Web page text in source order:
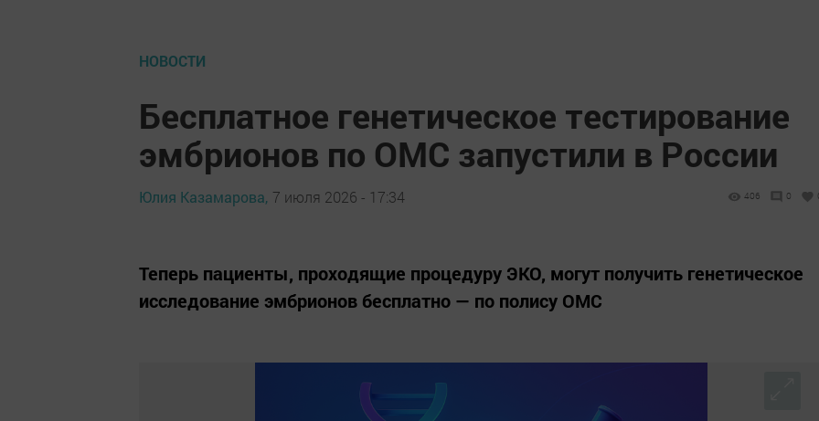
НОВОСТИ
Бесплатное генетическое тестирование
эмбрионов по ОМС запустили в России
Юлия Казамарова, 7 июля 2026 - 17:34 406 0
Теперь пациенты, проходящие процедуру ЭКО, могут получить генетическое
исследование эмбрионов бесплатно — по полису ОМС